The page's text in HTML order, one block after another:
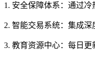
1. 安全保障体系：通过
2. 智能交易系统：集成
3. 教育资源中心：每日